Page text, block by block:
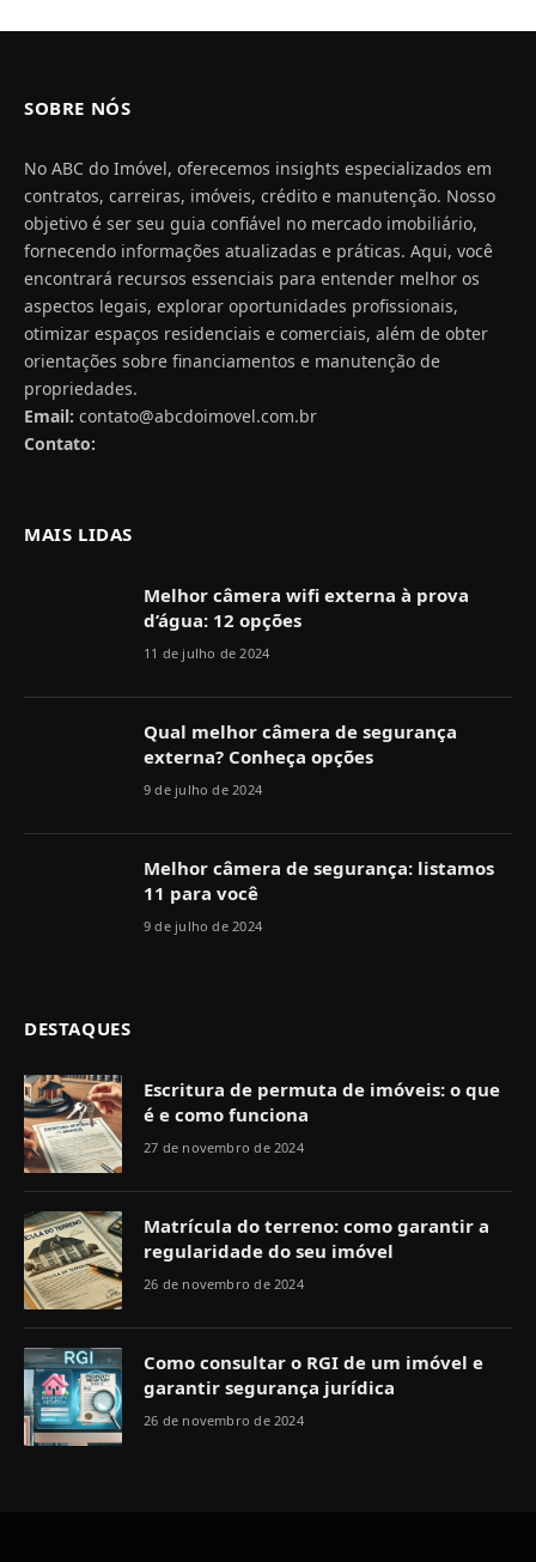
SOBRE NÓS
No ABC do Imóvel, oferecemos insights especializados em
contratos, carreiras, imóveis, crédito e manutenção. Nosso
objetivo é ser seu guia confiável no mercado imobiliário,
fornecendo informações atualizadas e práticas. Aqui, você
encontrará recursos essenciais para entender melhor os
aspectos legais, explorar oportunidades profissionais,
otimizar espaços residenciais e comerciais, além de obter
orientações sobre financiamentos e manutenção de
propriedades.
Email: contato@abcdoimovel.com.br
Contato:
MAIS LIDAS
Melhor câmera wifi externa à prova
d’água: 12 opções
11 de julho de 2024
Qual melhor câmera de segurança
externa? Conheça opções
9 de julho de 2024
Melhor câmera de segurança: listamos
11 para você
9 de julho de 2024
DESTAQUES
Escritura de permuta de imóveis: o que
é e como funciona
27 de novembro de 2024
Matrícula do terreno: como garantir a
regularidade do seu imóvel
26 de novembro de 2024
Como consultar o RGI de um imóvel e
garantir segurança jurídica
26 de novembro de 2024